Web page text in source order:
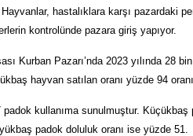
hastalıklara karşı pazardaki
kontrolünde pazara giriş yapıyor.
Kurban Pazarı’nda 2023 yılında 28
hayvan satılan oranı yüzde 94
kullanıma sunulmuştur. Küçükbaş
padok doluluk oranı ise yüzde 51.